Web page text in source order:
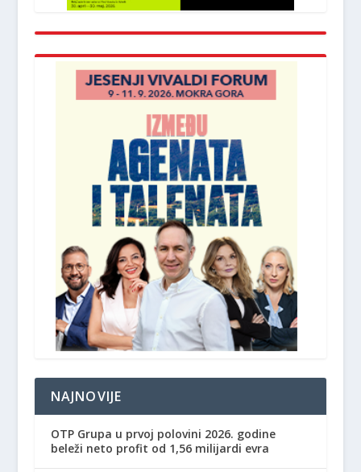
NAJNOVIJE
OTP Grupa u prvoj polovini 2026. godine
beleži neto profit od 1,56 milijardi evra